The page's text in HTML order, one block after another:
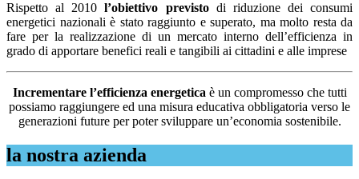
Rispetto al 2010l’obiettivo previstodi riduzione dei consumi
energetici nazionali è stato raggiunto e superato, ma molto resta da
fare per la realizzazione di un mercato interno dell’efficienza in
grado di apportare benefici reali e tangibili ai cittadini e alle imprese
Incrementare l’efficienza energetica è un compromesso che tutti
possiamo raggiungere ed una misura educativa obbligatoria verso le
generazioni future per poter sviluppare un’economia sostenibile.
la nostra azienda